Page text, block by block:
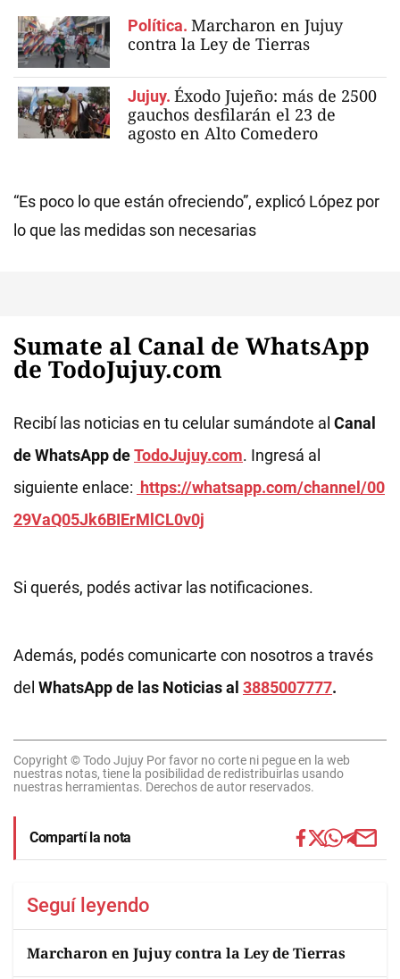
Política. Marcharon en Jujuy
contra la Ley de Tierras
Jujuy. Éxodo Jujeño: más de 2500
gauchos desfilarán el 23 de
agosto en Alto Comedero
“Es poco lo que están ofreciendo”, explicó López por
lo que las medidas son necesarias
Sumate al Canal de WhatsApp
de TodoJujuy.com
Recibí las noticias en tu celular sumándote al Canal
de WhatsApp deTodoJujuy.com. Ingresá al
siguiente enlace: https://whatsapp.com/channel/00
29VaQ05Jk6BIErMlCL0v0j
Si querés, podés activar las notificaciones.
Además, podés comunicarte con nosotros a través
del WhatsApp de las Noticias al 3885007777.
Copyright © Todo Jujuy Por favor no corte ni pegue en la web
nuestras notas, tiene la posibilidad de redistribuirlas usando
nuestras herramientas. Derechos de autor reservados.
Compartí la nota
Seguí leyendo
Marcharon en Jujuy contra la Ley de Tierras